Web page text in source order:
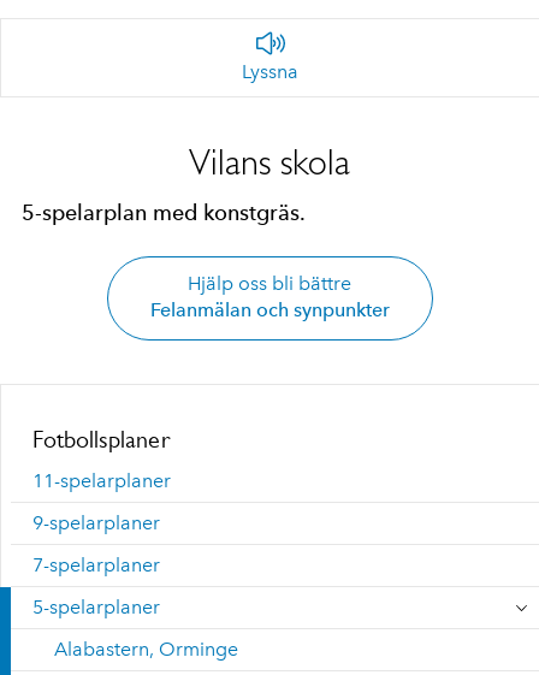
Lyssna
Vilans skola
5-spelarplan med konstgräs.
Hjälp oss bli bättre
Felanmälan och synpunkter
Fotbollsplaner
11-spelarplaner
9-spelarplaner
7-spelarplaner
5-spelarplaner
Alabastern, Orminge